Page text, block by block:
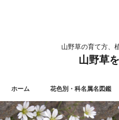
山野草の育て方、
山野草
ホーム 花色別・科名属名図鑑